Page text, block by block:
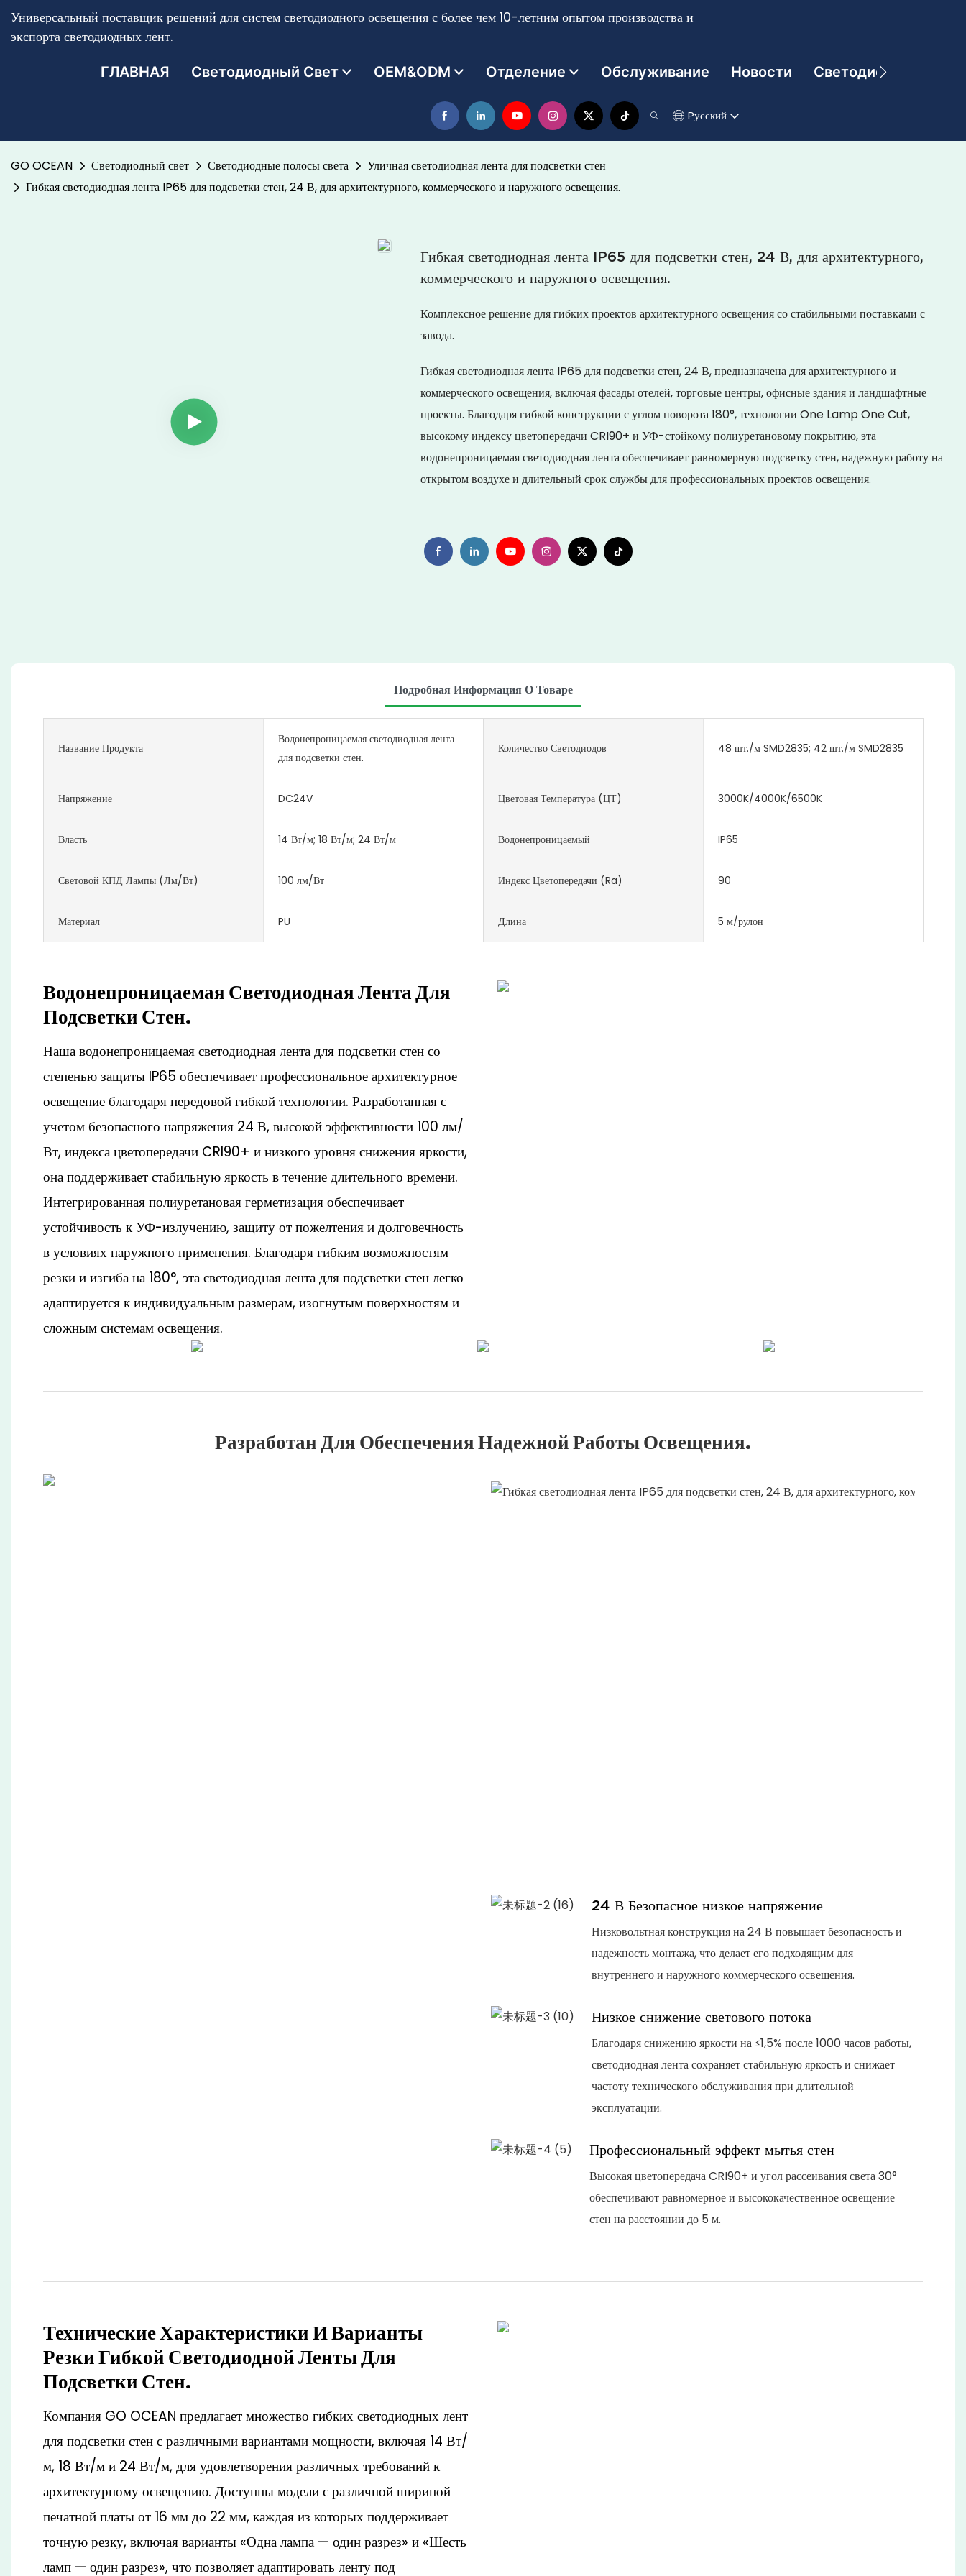
Универсальный поставщик решений для систем светодиодного освещения с более чем 10-летним опытом производства и
экспорта светодиодных лент.
ГЛАВНАЯ Светодиодный Свет OEM&ODM Отделение Обслуживание Новости Светодиодные
Pусский
GO OCEAN Светодиодный свет Светодиодные полосы света
Уличная светодиодная лента для подсветки стен
Гибкая светодиодная лента IP65 для подсветки стен, 24 В, для архитектурного, коммерческого и наружного освещения.
Гибкая светодиодная лента IP65 для подсветки стен, 24 В, для архитектурного,
коммерческого и наружного освещения.
Комплексное решение для гибких проектов архитектурного освещения со стабильными поставками с
завода.
Гибкая светодиодная лента IP65 для подсветки стен, 24 В, предназначена для архитектурного и
коммерческого освещения, включая фасады отелей, торговые центры, офисные здания и ландшафтные
проекты. Благодаря гибкой конструкции с углом поворота 180°, технологии One Lamp One Cut,
высокому индексу цветопередачи CRI90+ и УФ-стойкому полиуретановому покрытию, эта
водонепроницаемая светодиодная лента обеспечивает равномерную подсветку стен, надежную работу на
открытом воздухе и длительный срок службы для профессиональных проектов освещения.
Подробная Информация О Товаре
Название Продукта
Водонепроницаемая светодиодная лента
для подсветки стен.
Количество Светодиодов 48 шт./м SMD2835; 42 шт./м SMD2835
Напряжение DC24V Цветовая Температура (ЦТ) 3000K/4000K/6500K
Власть 14 Вт/м; 18 Вт/м; 24 Вт/м Водонепроницаемый IP65
Световой КПД Лампы (лм/Вт) 100 лм/Вт Индекс Цветопередачи (Ra) 90
Материал PU Длина 5 м/рулон
Водонепроницаемая Светодиодная Лента Для
Подсветки Стен.
Наша водонепроницаемая светодиодная лента для подсветки стен со
степенью защиты IP65 обеспечивает профессиональное архитектурное
освещение благодаря передовой гибкой технологии. Разработанная с
учетом безопасного напряжения 24 В, высокой эффективности 100 лм/
Вт, индекса цветопередачи CRI90+ и низкого уровня снижения яркости,
она поддерживает стабильную яркость в течение длительного времени.
Интегрированная полиуретановая герметизация обеспечивает
устойчивость к УФ-излучению, защиту от пожелтения и долговечность
в условиях наружного применения. Благодаря гибким возможностям
резки и изгиба на 180°, эта светодиодная лента для подсветки стен легко
адаптируется к индивидуальным размерам, изогнутым поверхностям и
сложным системам освещения.
Разработан Для Обеспечения Надежной Работы Освещения.
24 В Безопасное низкое напряжение
Низковольтная конструкция на 24 В повышает безопасность и
надежность монтажа, что делает его подходящим для
внутреннего и наружного коммерческого освещения.
Низкое снижение светового потока
Благодаря снижению яркости на ≤1,5% после 1000 часов работы,
светодиодная лента сохраняет стабильную яркость и снижает
частоту технического обслуживания при длительной
эксплуатации.
Профессиональный эффект мытья стен
Высокая цветопередача CRI90+ и угол рассеивания света 30°
обеспечивают равномерное и высококачественное освещение
стен на расстоянии до 5 м.
Технические Характеристики И Варианты
Резки Гибкой Светодиодной Ленты Для
Подсветки Стен.
Компания GO OCEAN предлагает множество гибких светодиодных лент
для подсветки стен с различными вариантами мощности, включая 14 Вт/
м, 18 Вт/м и 24 Вт/м, для удовлетворения различных требований к
архитектурному освещению. Доступны модели с различной шириной
печатной платы от 16 мм до 22 мм, каждая из которых поддерживает
точную резку, включая варианты «Одна лампа — один разрез» и «Шесть
ламп — один разрез», что позволяет адаптировать ленту под